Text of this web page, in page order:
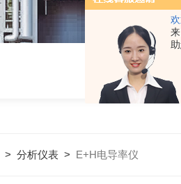
>分析仪表 > E+H电导率仪